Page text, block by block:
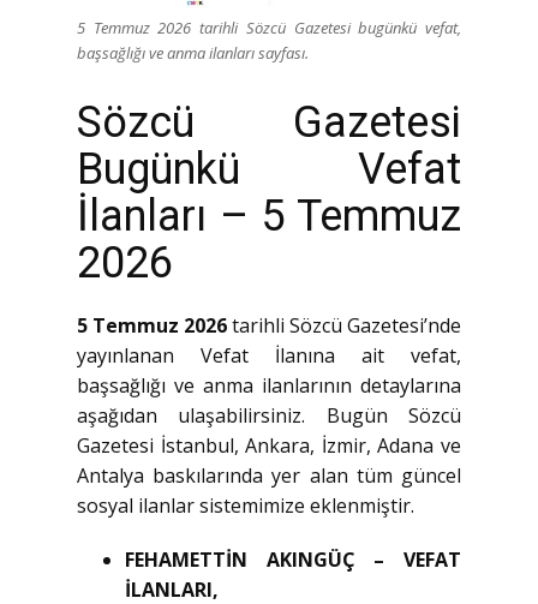
5 Temmuz 2026 tarihli Sözcü Gazetesi bugünkü vefat,
başsağlığı ve anma ilanları sayfası.
Sözcü Gazetesi
Bugünkü Vefat
İlanları – 5 Temmuz
2026
5 Temmuz 2026tarihli Sözcü Gazetesi’nde
yayınlanan Vefat İlanına ait vefat,
başsağlığı ve anma ilanlarının detaylarına
aşağıdan ulaşabilirsiniz. Bugün Sözcü
Gazetesi İstanbul, Ankara, İzmir, Adana ve
Antalya baskılarında yer alan tüm güncel
sosyal ilanlar sistemimize eklenmiştir.
FEHAMETTİN AKINGÜÇ – VEFAT
İLANLARI,